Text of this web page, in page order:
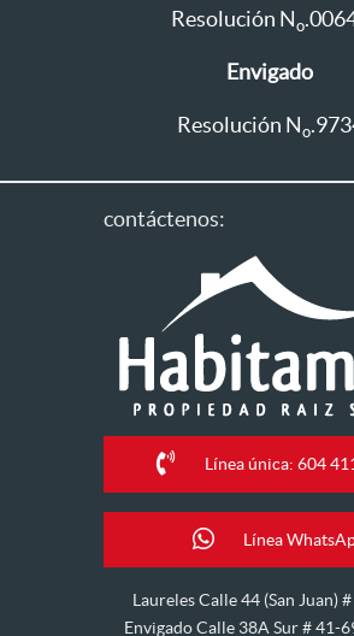
Resolución N o
Envigado
Resolución N o
contáctenos:
Línea única: 604
Línea
Laureles Calle 44 (San Juan)
Envigado Calle 38A Sur # 41-